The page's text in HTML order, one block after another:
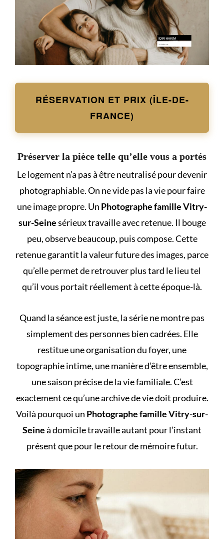
RÉSERVATION ET PRIX (ÎLE-DE-
FRANCE)
Préserver la pièce telle qu’elle vous a portés
Le logement n’a pas à être neutralisé pour devenir
photographiable. On ne vide pas la vie pour faire
une image propre. Un Photographe famille Vitry-
sur-Seinesérieux travaille avec retenue. Il bouge
peu, observe beaucoup, puis compose. Cette
retenue garantit la valeur future des images, parce
qu’elle permet de retrouver plus tard le lieu tel
qu’il vous portait réellement à cette époque-là.
Quand la séance est juste, la série ne montre pas
simplement des personnes bien cadrées. Elle
restitue une organisation du foyer, une
topographie intime, une manière d’être ensemble,
une saison précise de la vie familiale. C’est
exactement ce qu’une archive de vie doit produire.
Voilà pourquoi un Photographe famille Vitry-sur-
Seineà domicile travaille autant pour l’instant
présent que pour le retour de mémoire futur.